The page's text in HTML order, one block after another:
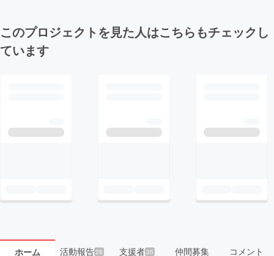
このプロジェクトを見た人はこちらもチェックし
ています
ホーム 活動報告26 支援者35 仲間募集 コメント